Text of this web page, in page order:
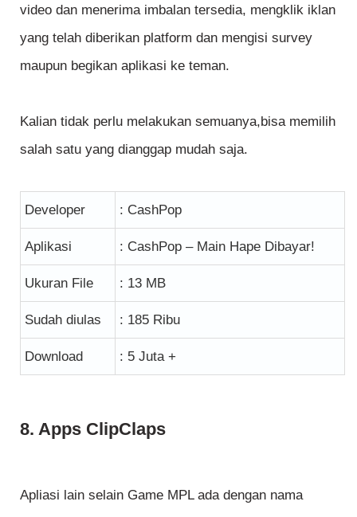
video dan menerima imbalan tersedia, mengklik iklan
yang telah diberikan platform dan mengisi survey
maupun begikan aplikasi ke teman.
Kalian tidak perlu melakukan semuanya,bisa memilih
salah satu yang dianggap mudah saja.
Developer : CashPop
Aplikasi : CashPop – Main Hape Dibayar!
Ukuran File : 13 MB
Sudah diulas : 185 Ribu
Download : 5 Juta +
8. Apps ClipClaps
Apliasi lain selain Game MPL ada dengan nama